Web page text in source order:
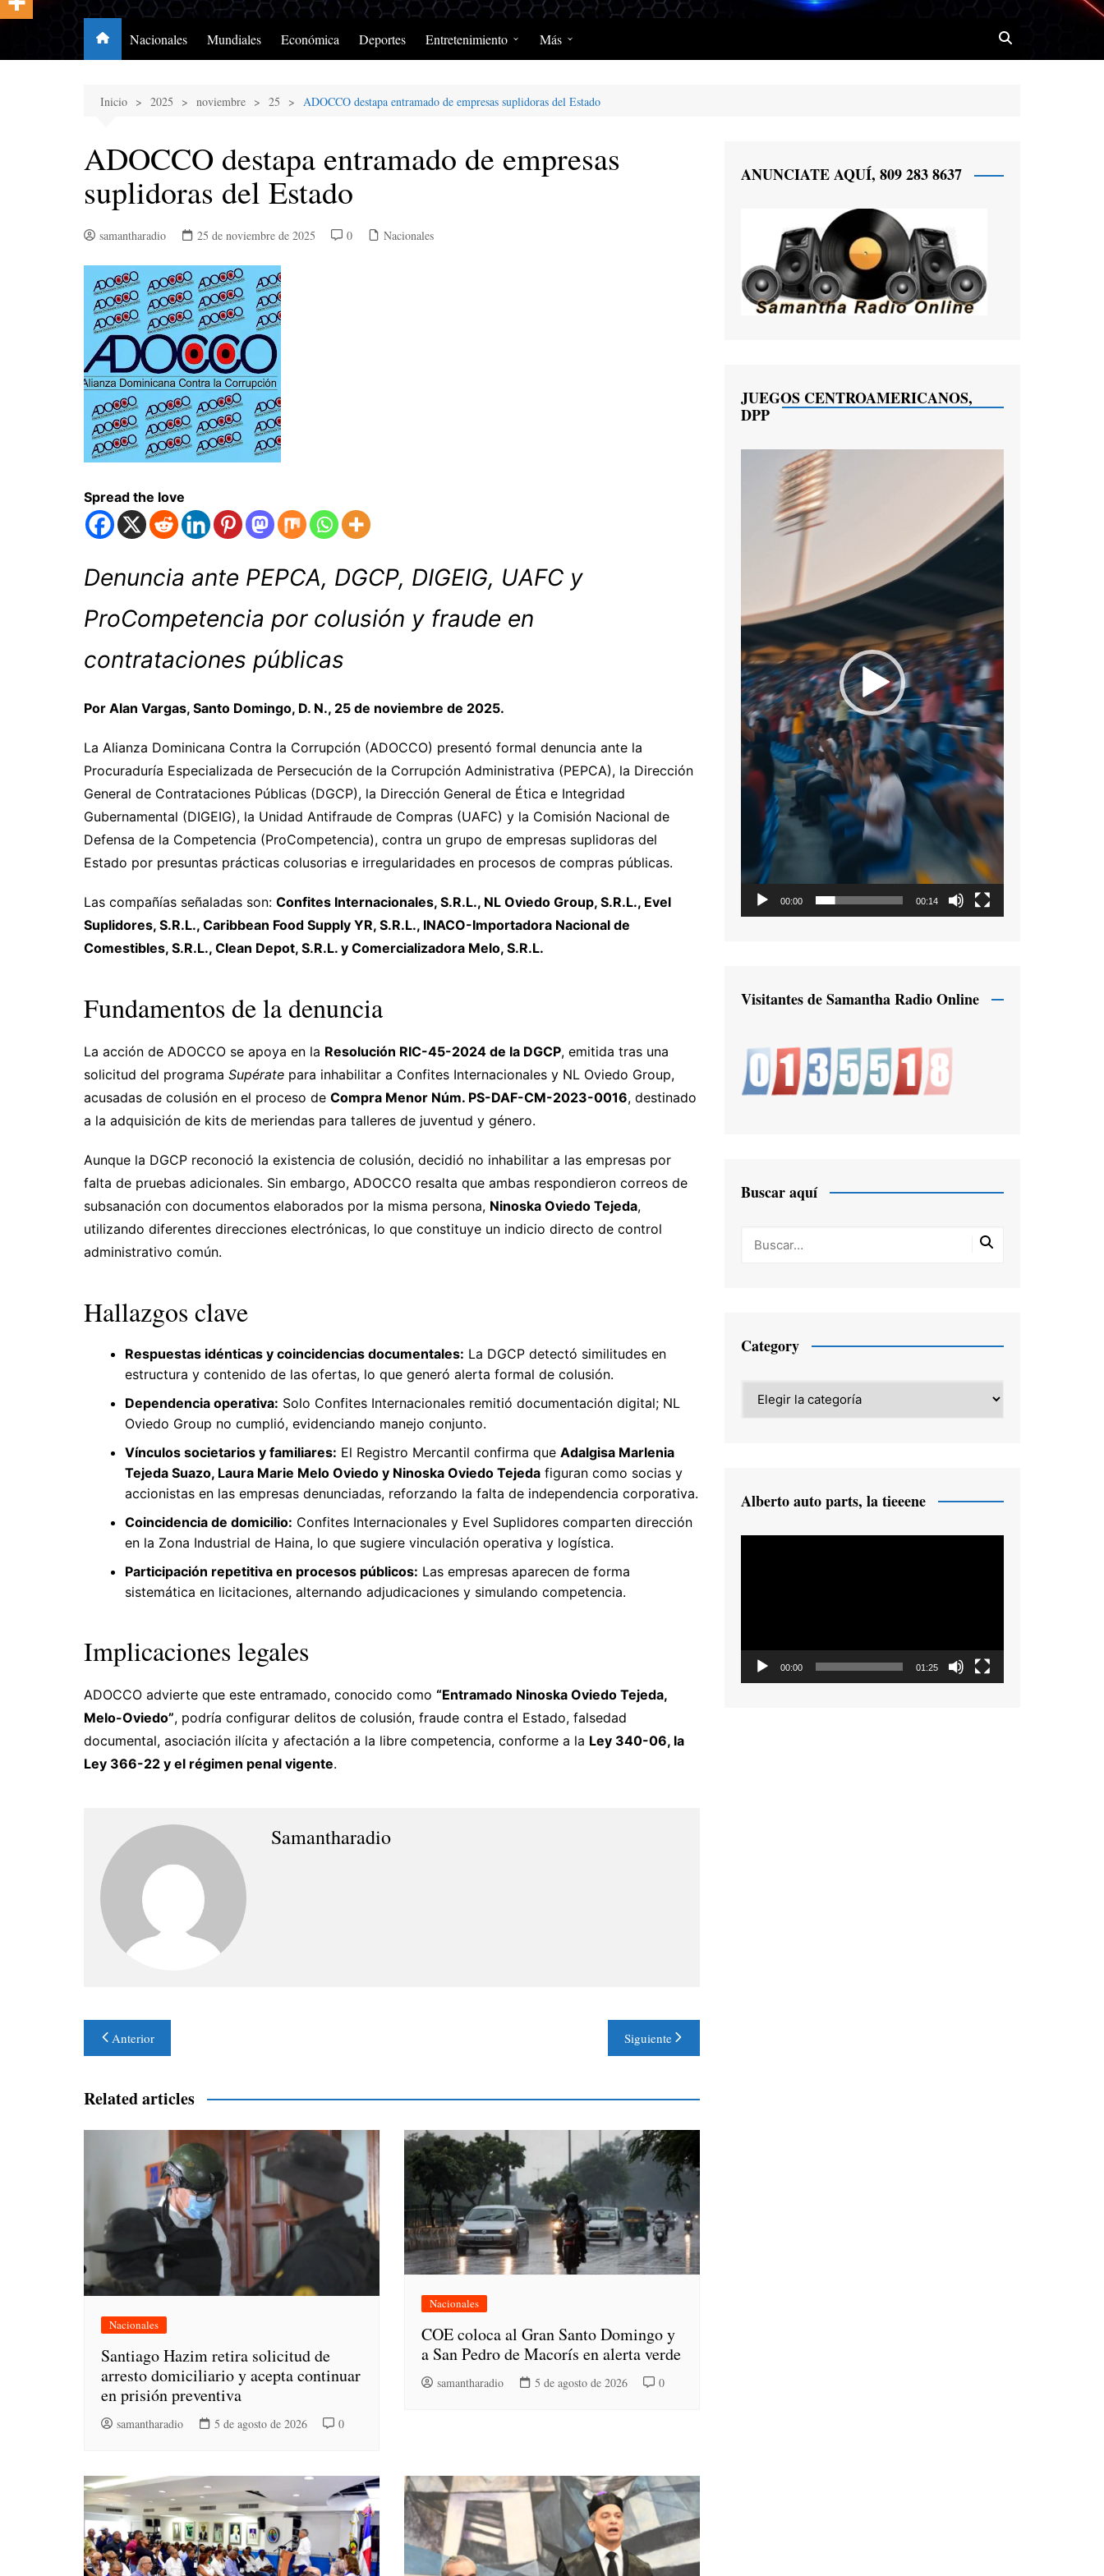
Nacionales Mundiales Económica Deportes Entretenimiento
MerengClásicos
Más
Inicio 2025 noviembre 25 ADOCCO destapa entramado de empresas suplidoras del Estado
ADOCCO destapa entramado de empresas
suplidoras del Estado
samantharadio 25 de noviembre de 2025 0 Nacionales
Spread the love
Denuncia ante PEPCA, DGCP, DIGEIG, UAFC y
ProCompetencia por colusión y fraude en
contrataciones públicas
Por Alan Vargas, Santo Domingo, D. N., 25 de noviembre de 2025.
La Alianza Dominicana Contra la Corrupción (ADOCCO) presentó formal denuncia ante la
Procuraduría Especializada de Persecución de la Corrupción Administrativa (PEPCA), la Dirección
General de Contrataciones Públicas (DGCP), la Dirección General de Ética e Integridad
Gubernamental (DIGEIG), la Unidad Antifraude de Compras (UAFC) y la Comisión Nacional de
Defensa de la Competencia (ProCompetencia), contra un grupo de empresas suplidoras del
Estado por presuntas prácticas colusorias e irregularidades en procesos de compras públicas.
Las compañías señaladas son: Confites Internacionales, S.R.L., NL Oviedo Group, S.R.L., Evel
Suplidores, S.R.L., Caribbean Food Supply YR, S.R.L., INACO-Importadora Nacional de
Comestibles, S.R.L., Clean Depot, S.R.L. y Comercializadora Melo, S.R.L.
Fundamentos de la denuncia
La acción de ADOCCO se apoya en la Resolución RIC-45-2024 de la DGCP, emitida tras una
solicitud del programa Supérate para inhabilitar a Confites Internacionales y NL Oviedo Group,
acusadas de colusión en el proceso de Compra Menor Núm. PS-DAF-CM-2023-0016, destinado
a la adquisición de kits de meriendas para talleres de juventud y género.
Aunque la DGCP reconoció la existencia de colusión, decidió no inhabilitar a las empresas por
falta de pruebas adicionales. Sin embargo, ADOCCO resalta que ambas respondieron correos de
subsanación con documentos elaborados por la misma persona, Ninoska Oviedo Tejeda,
utilizando diferentes direcciones electrónicas, lo que constituye un indicio directo de control
administrativo común.
Hallazgos clave
Respuestas idénticas y coincidencias documentales: La DGCP detectó similitudes en
estructura y contenido de las ofertas, lo que generó alerta formal de colusión.
Dependencia operativa: Solo Confites Internacionales remitió documentación digital; NL
Oviedo Group no cumplió, evidenciando manejo conjunto.
Vínculos societarios y familiares: El Registro Mercantil confirma que Adalgisa Marlenia
Tejeda Suazo, Laura Marie Melo Oviedo y Ninoska Oviedo Tejeda figuran como socias y
accionistas en las empresas denunciadas, reforzando la falta de independencia corporativa.
Coincidencia de domicilio: Confites Internacionales y Evel Suplidores comparten dirección
en la Zona Industrial de Haina, lo que sugiere vinculación operativa y logística.
Participación repetitiva en procesos públicos: Las empresas aparecen de forma
sistemática en licitaciones, alternando adjudicaciones y simulando competencia.
Implicaciones legales
ADOCCO advierte que este entramado, conocido como “Entramado Ninoska Oviedo Tejeda,
Melo-Oviedo”, podría configurar delitos de colusión, fraude contra el Estado, falsedad
documental, asociación ilícita y afectación a la libre competencia, conforme a la Ley 340-06, la
Ley 366-22 y el régimen penal vigente.
Samantharadio
Navegación
de
entradas
Anterior Siguiente
Related articles
Nacionales
Santiago Hazim retira solicitud de
arresto domiciliario y acepta continuar
en prisión preventiva
samantharadio 5 de agosto de 2026 0
Nacionales
COE coloca al Gran Santo Domingo y
a San Pedro de Macorís en alerta verde
samantharadio 5 de agosto de 2026 0
ANUNCIATE AQUÍ, 809 283 8637
JUEGOS CENTROAMERICANOS,
DPP
Reproductor
00:00 00:14
Visitantes de Samantha Radio Online
Buscar aquí
Category
Alberto auto parts, la tieeene
00:00 01:25